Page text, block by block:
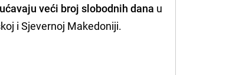
veći broj slobodnih dana u
i Sjevernoj Makedoniji.